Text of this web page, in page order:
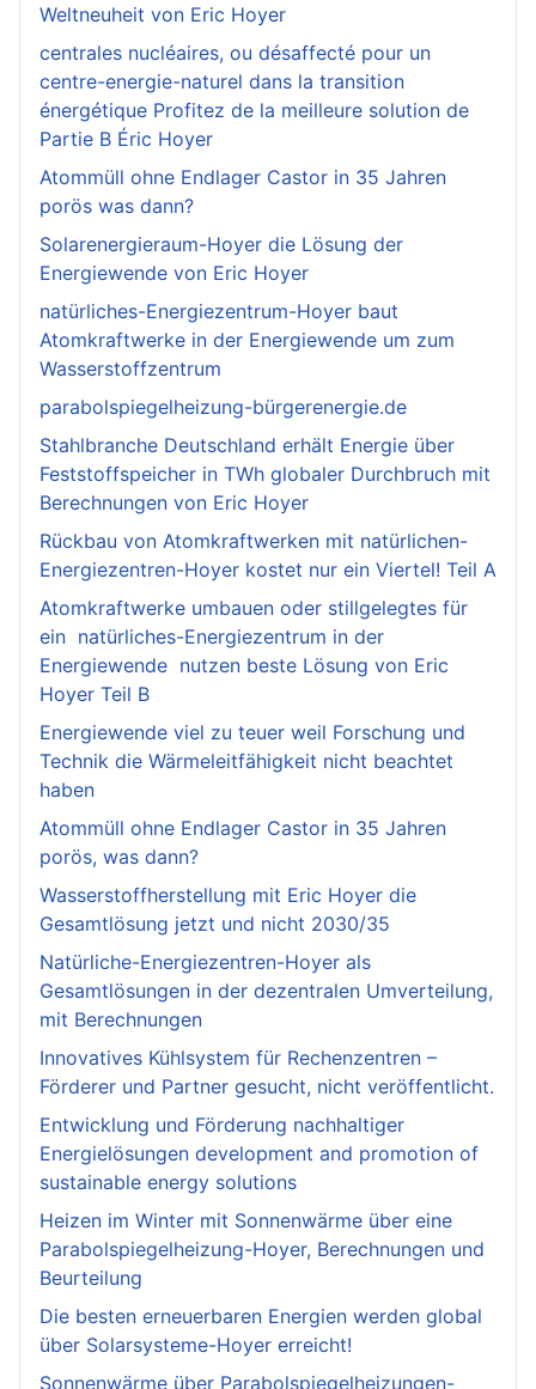
Weltneuheit von Eric Hoyer
centrales nucléaires, ou désaffecté pour un
centre-energie-naturel dans la transition
énergétique Profitez de la meilleure solution de
Partie B Éric Hoyer
Atommüll ohne Endlager Castor in 35 Jahren
porös was dann?
Solarenergieraum-Hoyer die Lösung der
Energiewende von Eric Hoyer
natürliches-Energiezentrum-Hoyer baut
Atomkraftwerke in der Energiewende um zum
Wasserstoffzentrum
parabolspiegelheizung-bürgerenergie.de
Stahlbranche Deutschland erhält Energie über
Feststoffspeicher in TWh globaler Durchbruch mit
Berechnungen von Eric Hoyer
Rückbau von Atomkraftwerken mit natürlichen-
Energiezentren-Hoyer kostet nur ein Viertel! Teil A
Atomkraftwerke umbauen oder stillgelegtes für
ein natürliches-Energiezentrum in der
Energiewende nutzen beste Lösung von Eric
Hoyer Teil B
Energiewende viel zu teuer weil Forschung und
Technik die Wärmeleitfähigkeit nicht beachtet
haben
Atommüll ohne Endlager Castor in 35 Jahren
porös, was dann?
Wasserstoffherstellung mit Eric Hoyer die
Gesamtlösung jetzt und nicht 2030/35
Natürliche-Energiezentren-Hoyer als
Gesamtlösungen in der dezentralen Umverteilung,
mit Berechnungen
Innovatives Kühlsystem für Rechenzentren –
Förderer und Partner gesucht, nicht veröffentlicht.
Entwicklung und Förderung nachhaltiger
Energielösungen development and promotion of
sustainable energy solutions
Heizen im Winter mit Sonnenwärme über eine
Parabolspiegelheizung-Hoyer, Berechnungen und
Beurteilung
Die besten erneuerbaren Energien werden global
über Solarsysteme-Hoyer erreicht!
Sonnenwärme über Parabolspiegelheizungen-